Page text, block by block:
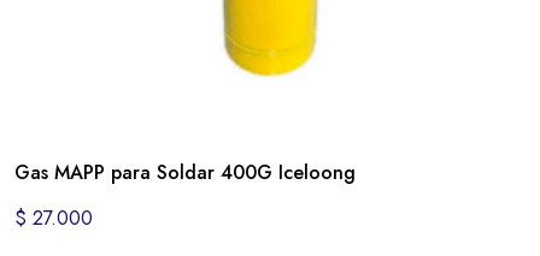
Gas MAPP para Soldar 400G Iceloong
$ 27.000